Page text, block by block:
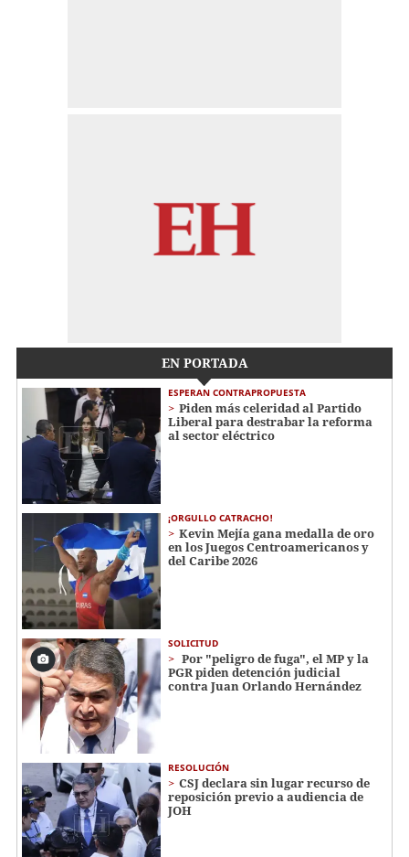
EN PORTADA
ESPERAN CONTRAPROPUESTA
Piden más celeridad al Partido
Liberal para destrabar la reforma
al sector eléctrico
¡ORGULLO CATRACHO!
Kevin Mejía gana medalla de oro
en los Juegos Centroamericanos y
del Caribe 2026
SOLICITUD
Por "peligro de fuga", el MP y la
PGR piden detención judicial
contra Juan Orlando Hernández
RESOLUCIÓN
CSJ declara sin lugar recurso de
reposición previo a audiencia de
JOH